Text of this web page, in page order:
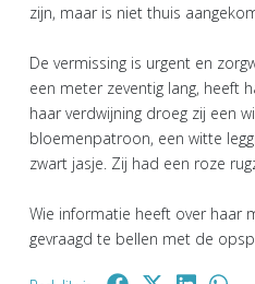
zijn, maar is niet thuis
De vermissing is urgent en
een meter zeventig lang, heeft
haar verdwijning droeg zij een
bloemenpatroon, een witte
zwart jasje. Zij had een roze
Wie informatie heeft over haar
gevraagd te bellen met de